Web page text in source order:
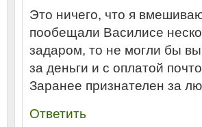
Это ничего, что я
пообещали Василисе
задаром, то не могли бы
за деньги и с оплатой
Заранее признателен за
Ответить